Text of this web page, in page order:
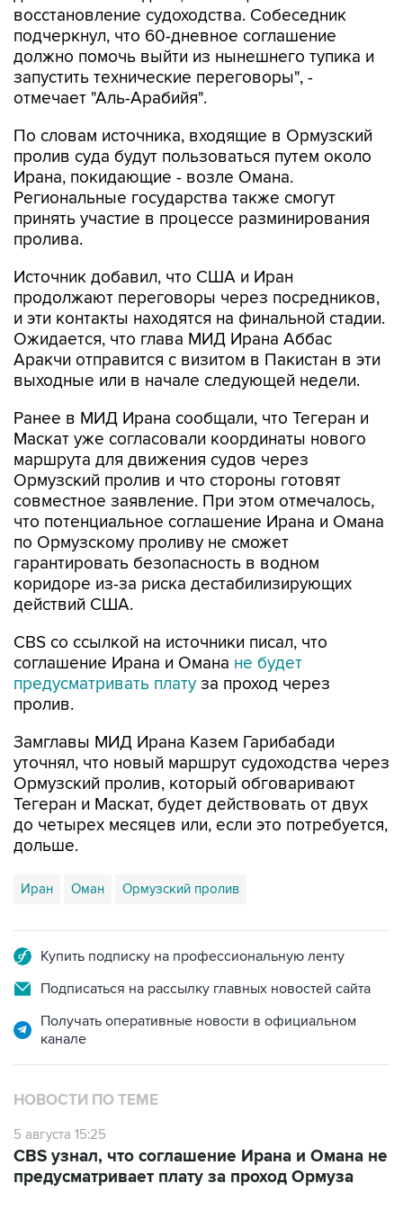
должно помочь выйти из нынешнего тупика и
запустить технические переговоры", -
отмечает "Аль-Арабийя".
По словам источника, входящие в Ормузский
Ирана, покидающие - возле Омана.
Региональные государства также смогут
принять участие в процессе разминирования
пролива.
Источник добавил, что США и Иран
и эти контакты находятся на финальной стадии.
Ожидается, что глава МИД Ирана Аббас
Аракчи отправится с визитом в Пакистан в эти
выходные или в начале следующей недели.
Ранее в МИД Ирана сообщали, что Тегеран и
маршрута для движения судов через
Ормузский пролив и что стороны готовят
совместное заявление. При этом отмечалось,
что потенциальное соглашение Ирана и Омана
по Ормузскому проливу не сможет
гарантировать безопасность в водном
коридоре из-за риска дестабилизирующих
действий США.
CBS со ссылкой на источники писал, что
предусматривать платуза проход через
пролив.
Замглавы МИД Ирана Казем Гарибабади
Ормузский пролив, который обговаривают
Тегеран и Маскат, будет действовать от двух
до четырех месяцев или, если это потребуется,
дольше.
Иран Оман
Подписаться на рассылку главных новостей сайта
Получать оперативные новости в официальном
НОВОСТИ ПО ТЕМЕ
5 августа 15:25
предусматривает плату за проход Ормуза